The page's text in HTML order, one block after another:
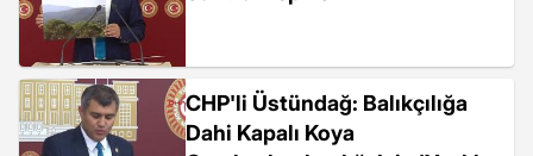
CHP'li Üstündağ: Balıkçılığa
Dahi Kapalı Koya